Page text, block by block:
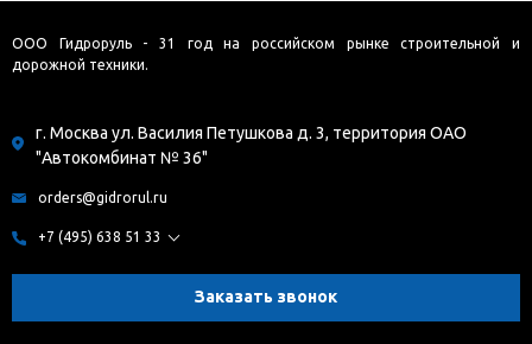
ООО Гидроруль - 31 год на российском рынке строительной и
дорожной техники.
г. Москва ул. Василия Петушкова д. 3, территория ОАО
"Автокомбинат № 36"
orders@gidrorul.ru
+7 (495) 638 51 33
Заказать звонок